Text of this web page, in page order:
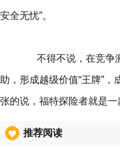
安全无忧”。
不得不说，在竞争激
助，形成越级价值“王牌”
张的说，福特探险者就是
推荐阅读